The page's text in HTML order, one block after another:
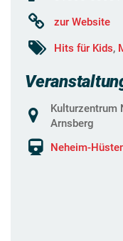
zur Website
Hits für Kids,
Kulturzentrum
Arnsberg
Neheim-